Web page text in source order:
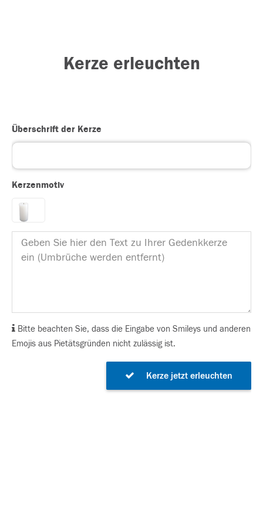
Kerze erleuchten
Überschrift der Kerze
Kerzenmotiv
Bitte beachten Sie, dass die Eingabe von Smileys und anderen
Emojis aus Pietätsgründen nicht zulässig ist.
Kerze jetzt erleuchten